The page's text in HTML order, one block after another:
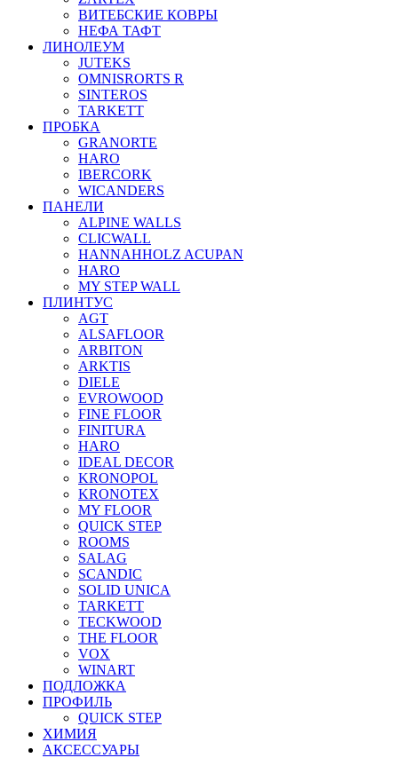
ВИТЕБСКИЕ КОВРЫ
НЕФА ТАФТ
ЛИНОЛЕУМ
JUTEKS
OMNISRORTS R
SINTEROS
TARKETT
ПРОБКА
GRANORTE
HARO
IBERCORK
WICANDERS
ПАНЕЛИ
ALPINE WALLS
CLICWALL
HANNAHHOLZ ACUPAN
HARO
MY STEP WALL
ПЛИНТУС
AGT
ALSAFLOOR
ARBITON
ARKTIS
DIELE
EVROWOOD
FINE FLOOR
FINITURA
HARO
IDEAL DECOR
KRONOPOL
KRONOTEX
MY FLOOR
QUICK STEP
ROOMS
SALAG
SCANDIC
SOLID UNICA
TARKETT
TECKWOOD
THE FLOOR
VOX
WINART
ПОДЛОЖКА
ПРОФИЛЬ
QUICK STEP
ХИМИЯ
АКСЕССУАРЫ